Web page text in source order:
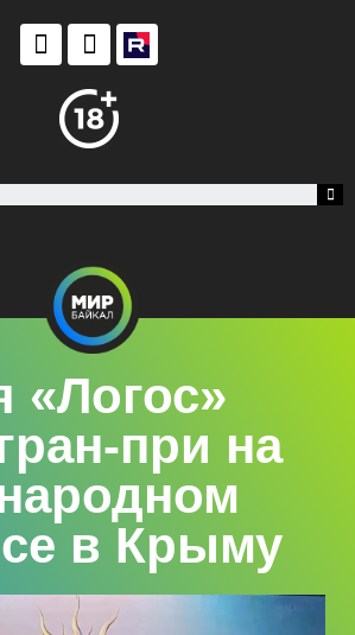
«Логос»
при на
в Крыму